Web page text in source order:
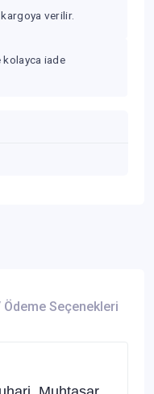
verilir.
kolayca iade
Seçenekleri